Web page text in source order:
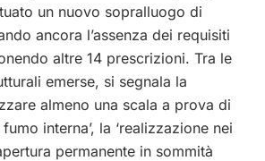
un nuovo sopralluogo di
ancora l’assenza dei requisiti
altre 14 prescrizioni. Tra le
emerse, si segnala la
almeno una scala a prova di
interna’, la ‘realizzazione nei
permanente in sommità